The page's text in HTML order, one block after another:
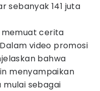
sebanyak 141 juta
memuat cerita
video promosi
bahwa
menyampaikan
sebagai